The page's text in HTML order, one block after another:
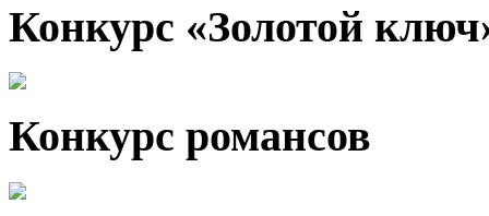
Конкурс «Золотой
Конкурс романсов